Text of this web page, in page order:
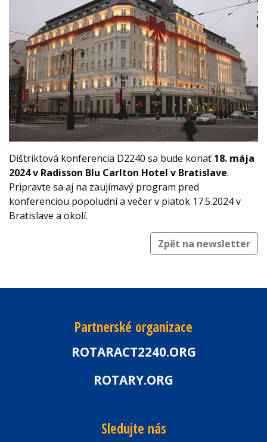
Dištriktová konferencia D2240 sa bude konať18. mája
2024 v Radisson Blu Carlton Hotel v Bratislave.
Pripravte sa aj na zaujímavý program pred
konferenciou popoludní a večer v piatok 17.5.2024 v
Bratislave a okolí.
Zpět na newsletter
Partnerské organizace
ROTARACT2240.ORG
ROTARY.ORG
Sledujte nás